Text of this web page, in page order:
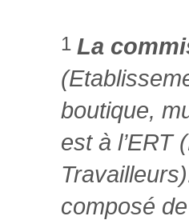
1 La
boutique,
est à l’ERT
composé